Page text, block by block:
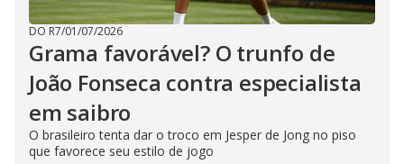
DO R7/01/07/2026
Grama favorável? O trunfo de
João Fonseca contra especialista
em saibro
O brasileiro tenta dar o troco em Jesper de Jong no piso
que favorece seu estilo de jogo